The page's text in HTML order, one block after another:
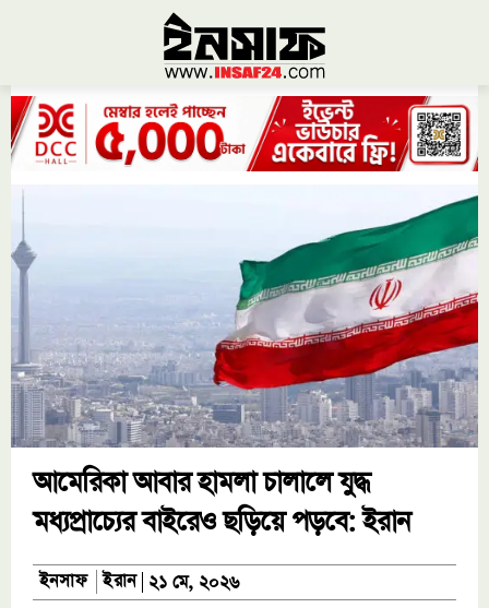
আমেরিকা আবার হামলা চালালে যুদ্ধ
মধ্যপ্রাচ্যের বাইরেও ছড়িয়ে পড়বে: ইরান
ইনসাফ ইরান ২১ মে, ২০২৬